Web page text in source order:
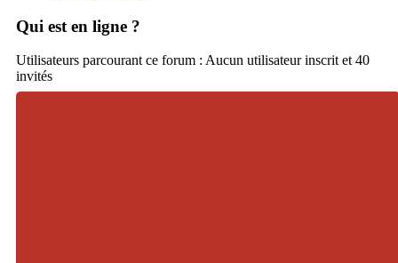
Qui est en ligne ?
Utilisateurs parcourant ce forum : Aucun utilisateur inscrit et 40
invités